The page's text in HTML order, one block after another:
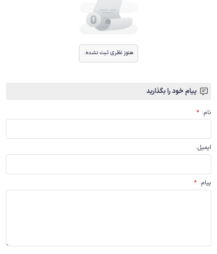
هنوز نظری ثبت نشده.
پیام خود را بگذارید
نام:
*
ایمیل:
پیام:
*